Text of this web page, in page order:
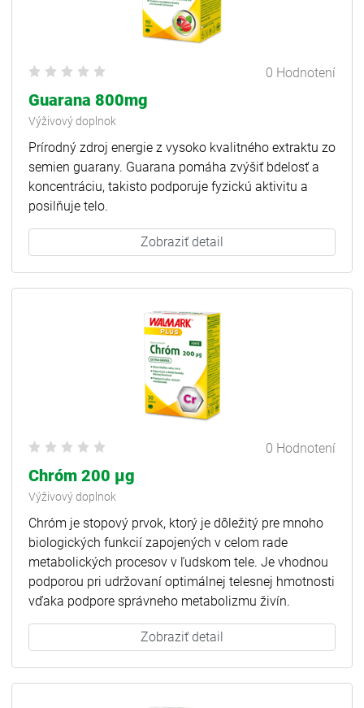
0 Hodnotení
Guarana 800mg
Výživový doplnok
Prírodný zdroj energie z vysoko kvalitného extraktu zo
semien guarany. Guarana pomáha zvýšiť bdelosť a
koncentráciu, takisto podporuje fyzickú aktivitu a
posilňuje telo.
Zobraziť detail
0 Hodnotení
Chróm 200 µg
Výživový doplnok
Chróm je stopový prvok, ktorý je dôležitý pre mnoho
biologických funkcií zapojených v celom rade
metabolických procesov v ľudskom tele. Je vhodnou
podporou pri udržovaní optimálnej telesnej hmotnosti
vďaka podpore správneho metabolizmu živín.
Zobraziť detail